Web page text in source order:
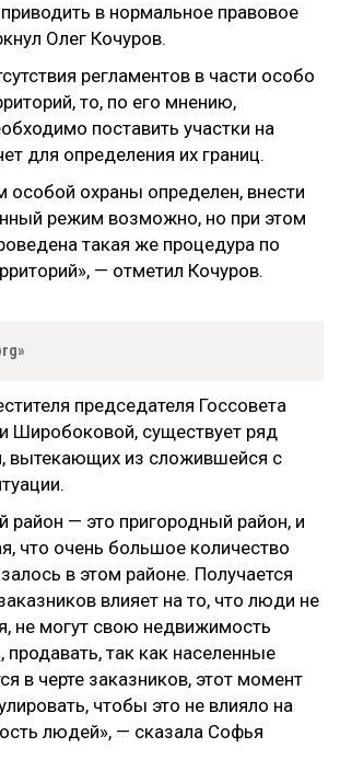
в нормальное правовое
Олег Кочуров.
регламентов в части особо
то, по его мнению,
поставить участки на
для определения их границ.
особой охраны определен, внести
режим возможно, но при этом
такая же процедура по
— отметил Кочуров.
председателя Госсовета
Широбоковой, существует ряд
вытекающих из сложившейся с
район — это пригородный район, и
что очень большое количество
в этом районе. Получается
влияет на то, что люди не
не могут свою недвижимость
продавать, так как населенные
в черте заказников, этот момент
чтобы это не влияло на
людей», — сказала Софья